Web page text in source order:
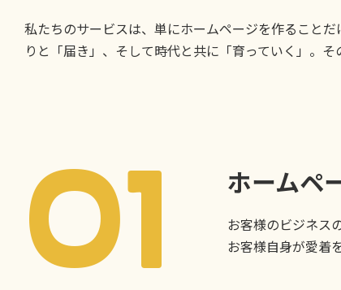
私たちのサービスは、単にホームページを作ること
りと「届き」、そして時代と共に「育っていく」。
01 ホームペ
お客様のビジネス
お客様自身が愛着